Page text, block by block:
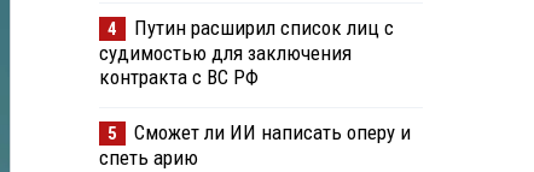
4
Путин расширил список лиц с
судимостью для заключения
контракта с ВС РФ
5
Сможет ли ИИ написать оперу и
спеть арию